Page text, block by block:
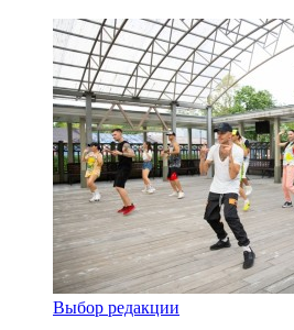
Выбор редакции